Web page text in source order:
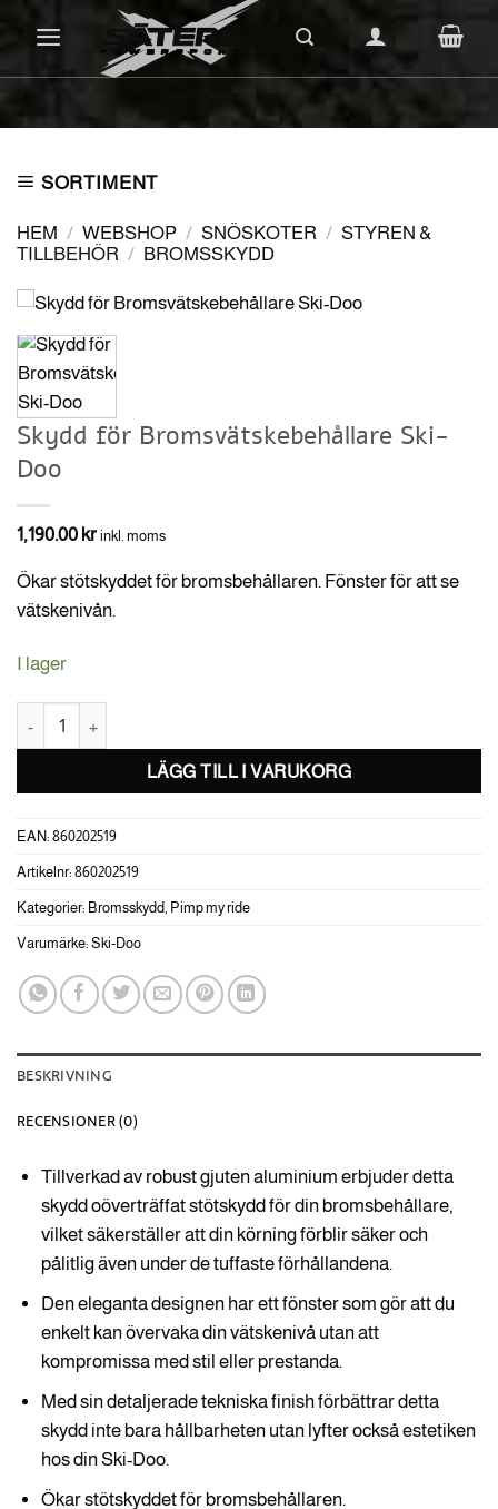
SORTIMENT
HEM / WEBSHOP / SNÖSKOTER / STYREN &
TILLBEHÖR / BROMSSKYDD
Skydd för Bromsvätskebehållare Ski-
Doo
1,190.00 kr inkl. moms
Ökar stötskyddet för bromsbehållaren. Fönster för att se
vätskenivån.
I lager
Skydd för Bromsvätskebehållare Ski-Doo mängd
LÄGG TILL I VARUKORG
EAN: 860202519
Artikelnr: 860202519
Kategorier: Bromsskydd, Pimp my ride
Varumärke: Ski-Doo
BESKRIVNING
RECENSIONER (0)
Tillverkad av robust gjuten aluminium erbjuder detta
skydd oöverträffat stötskydd för din bromsbehållare,
vilket säkerställer att din körning förblir säker och
pålitlig även under de tuffaste förhållandena.
Den eleganta designen har ett fönster som gör att du
enkelt kan övervaka din vätskenivå utan att
kompromissa med stil eller prestanda.
Med sin detaljerade tekniska finish förbättrar detta
skydd inte bara hållbarheten utan lyfter också estetiken
hos din Ski-Doo.
Ökar stötskyddet för bromsbehållaren.